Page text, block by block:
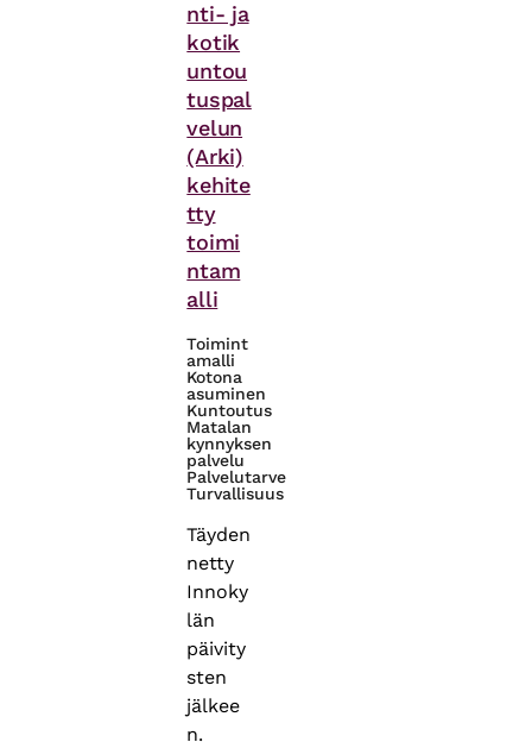
nti- ja
kotik
untou
tuspal
velun
(Arki)
kehite
tty
toimi
ntam
alli
Toimint
amalli
Kotona
asuminen
Kuntoutus
Matalan
kynnyksen
palvelu
Palvelutarve
Turvallisuus
Täyden
netty
Innoky
län
päivity
sten
jälkee
n.